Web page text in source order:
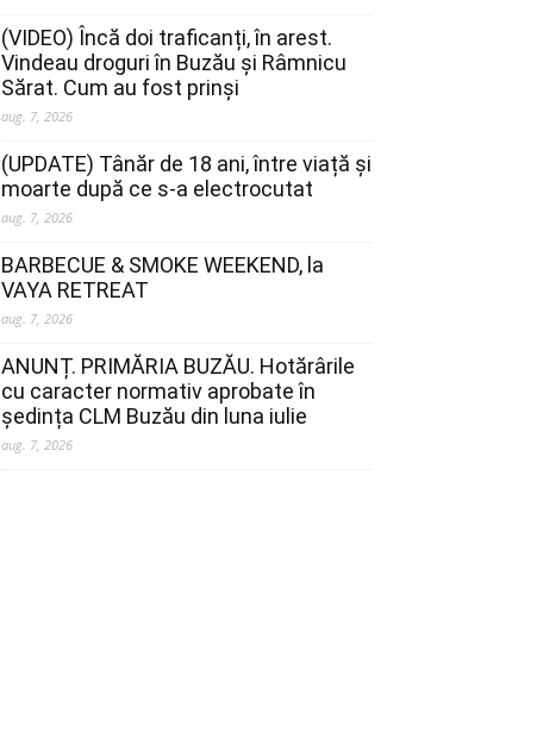
(VIDEO) Încă doi traficanți, în arest.
Vindeau droguri în Buzău și Râmnicu
Sărat. Cum au fost prinși
aug. 7, 2026
(UPDATE) Tânăr de 18 ani, între viață și
moarte după ce s-a electrocutat
aug. 7, 2026
BARBECUE & SMOKE WEEKEND, la
VAYA RETREAT
aug. 7, 2026
ANUNȚ. PRIMĂRIA BUZĂU. Hotărârile
cu caracter normativ aprobate în
ședința CLM Buzău din luna iulie
aug. 7, 2026